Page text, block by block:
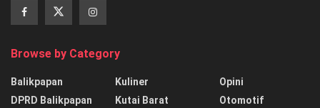
Browse by Category
Balikpapan
DPRD Balikpapan
Kuliner
Kutai Barat
Opini
Otomotif